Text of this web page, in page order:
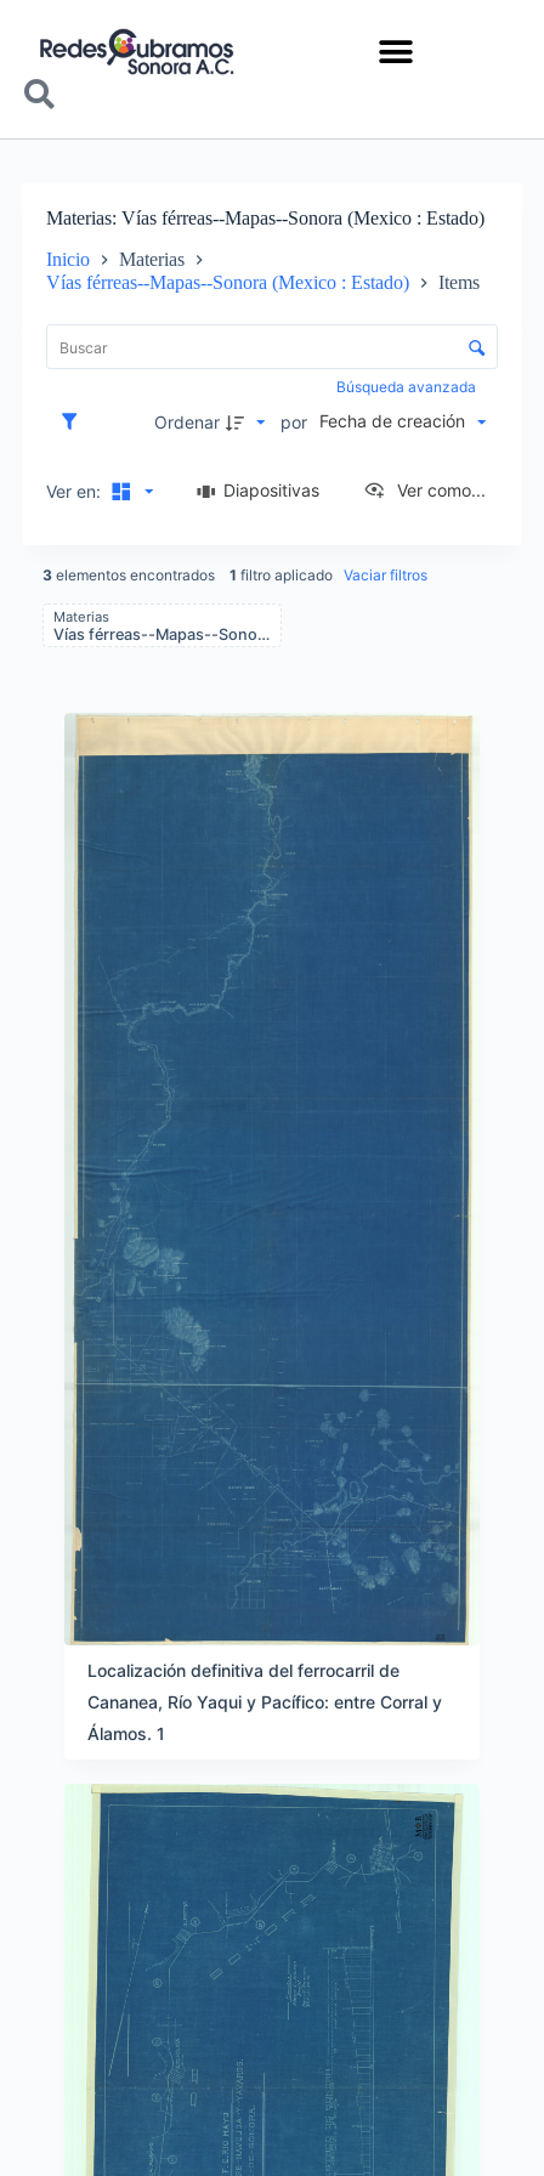
Materias Vías férreas--Mapas--Sonora (Mexico : Estado)
Inicio
Materias
Vías férreas--Mapas--Sonora (Mexico : Estado)
Items
Control de clasificación y visualización
Búsqueda avanzada
Ordenar por Fecha de creación
Ver en: Diapositivas Ver como...
3 elementos encontrados 1 filtro aplicado Vaciar filtros
Materias
Vías férreas--Mapas--Sonora (Mexico : Estado)
Items list results
Localización definitiva del ferrocarril de
Cananea, Río Yaqui y Pacífico: entre Corral y
Álamos. 1